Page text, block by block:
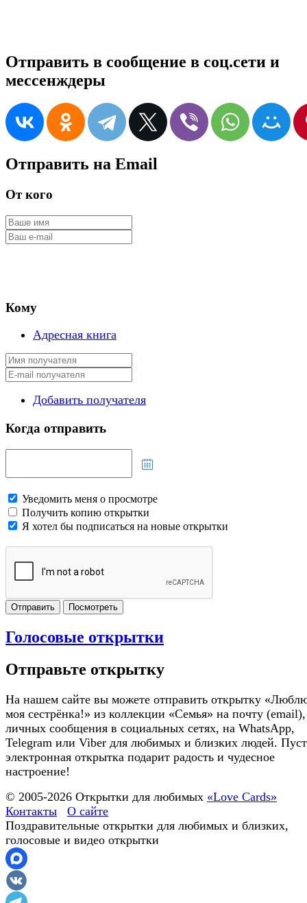
Отправить в сообщение в соц.сети и
мессенждеры
Отправить на Email
От кого
Кому
Адресная книга
Добавить получателя
Когда отправить
Уведомить меня о просмотре
Получить копию открытки
Я хотел бы подписаться на новые открытки
Отправить Посмотреть
Голосовые открытки
Отправьте открытку
На нашем сайте вы можете отправить открытку
моя сестрёнка!» из коллекции «Семья» на почту
личных сообщения в социальных сетях, на WhatsApp,
Telegram или Viber для любимых и близких людей.
электронная открытка подарит радость и чудесное
настроение!
© 2005-2026 Открытки для любимых «Love Cards»
Контакты
О сайте
Поздравительные открытки для любимых и близких,
голосовые и видео открытки